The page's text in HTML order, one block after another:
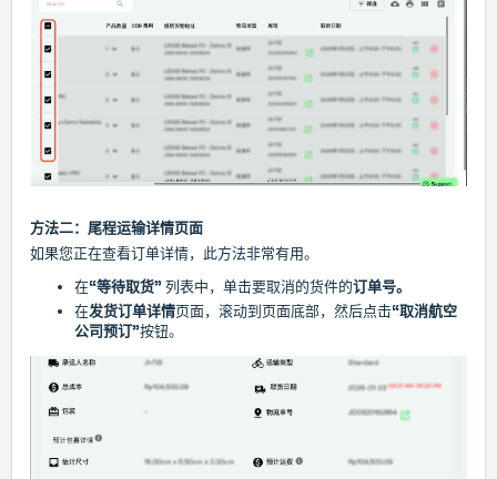
方法二：尾程运输详情页面
如果您正在查看订单详情，此方法非常有用。
在“等待取货” 列表中，单击要取消的货件的订单号。
在发货订单详情页面，滚动到页面底部，然后点击“取消航空
公司预订”按钮。